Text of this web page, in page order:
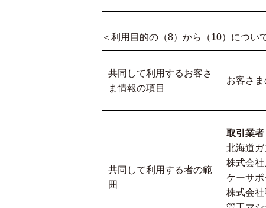
＜利用目的の（8）から（10）につい
共同して利用するお客さ
ま情報の項目
お客さ
共同して利用する者の範
囲
取引業者
北海道ガ
株式会
ケーサ
株式会